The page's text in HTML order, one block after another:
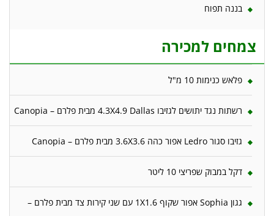
בננה תפוח
צמחים למכירה
פלאש כנימות 10 מ"ל
רשתות נגד יתושים לגזיבו 4.3X4.9 Dallas מבית פלרם – Canopia
גזיבו סגור Ledro אפור כהה 3.6X3.6 מבית פלרם – Canopia
דקל במבוק שפריצי 10 ליטר
גגון Sophia אפור שקוף 1X1.6 עם שני קירות צד מבית פלרם –